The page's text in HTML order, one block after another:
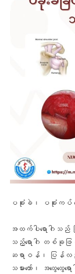
ပခုံးခဲ၊ ပခုံးကပ် ရ
အထက်ပါရောဂါသည်
သည့်ရောဂါ တစ်ခုဖ
ဆရာဝန်၊ ပြန်
သမားတော်၊ အထွေ